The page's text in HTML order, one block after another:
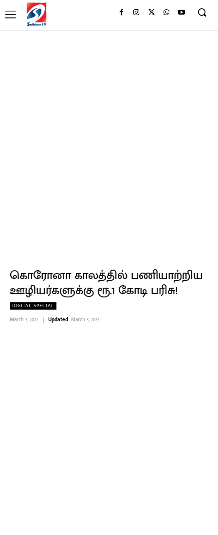
கொரோனா காலத்தில் பணியாற்றிய
ஊழியர்களுக்கு ரூ.1 கோடி பரிசு!
DIGITAL SPECIAL
March 3, 2022 Updated: March 3, 2022